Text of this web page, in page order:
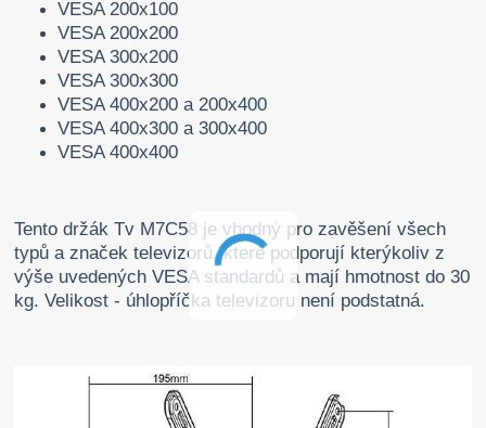
VESA 200x100
VESA 200x200
VESA 300x200
VESA 300x300
VESA 400x200 a 200x400
VESA 400x300 a 300x400
VESA 400x400
Tento držák Tv M7C58 je vhodný pro zavěšení všech
typů a značek televizorů, které podporují kterýkoliv z
výše uvedených VESA standardů a mají hmotnost do 30
kg. Velikost - úhlopříčka televizoru není podstatná.